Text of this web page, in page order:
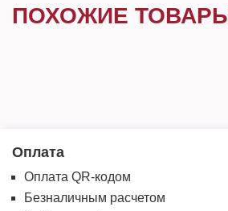
ПОХОЖИЕ
Оплата
Оплата QR-кодом
Безналичным расчетом